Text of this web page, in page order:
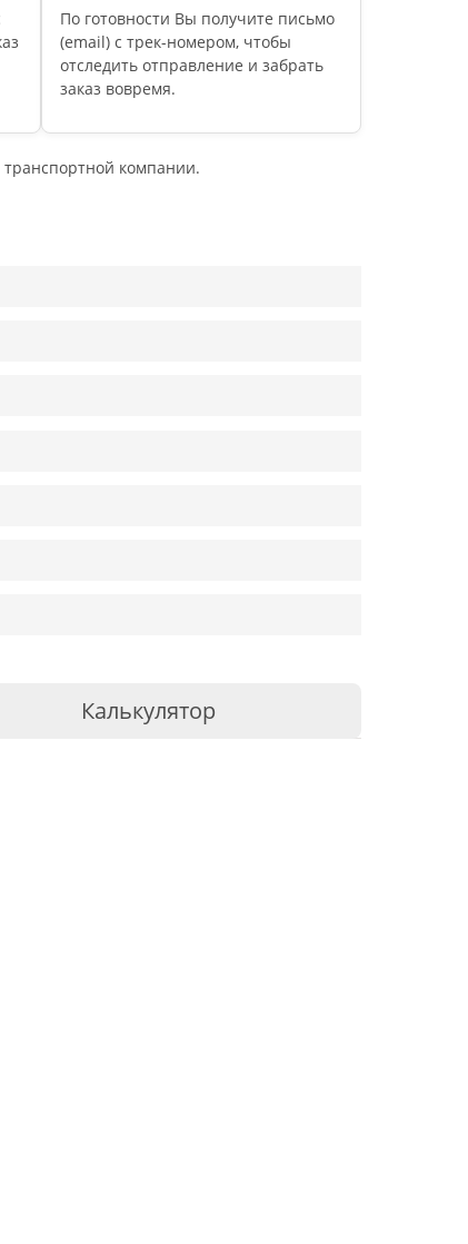
По готовности Вы получите письмо
(email) c трек-номером, чтобы
отследить отправление и забрать
заказ вовремя.
компании.
Калькулятор